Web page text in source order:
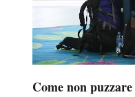
Come non